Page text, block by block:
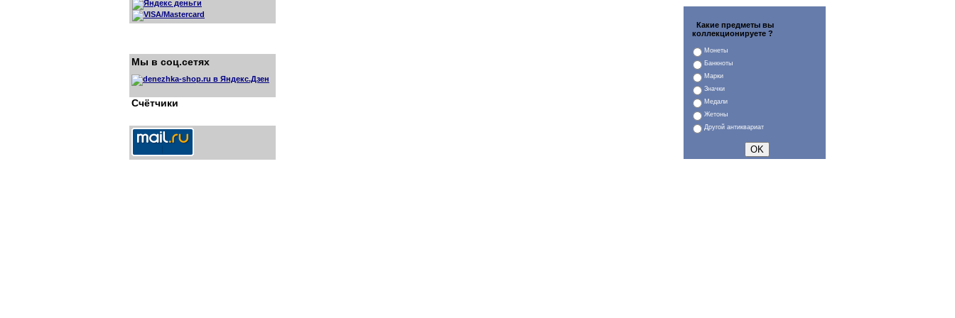
Мы в соц.сетях
Счётчики
Какие предметы вы
коллекционируете ?
Монеты
Банкноты
Марки
Значки
Медали
Жетоны
Другой антиквариат